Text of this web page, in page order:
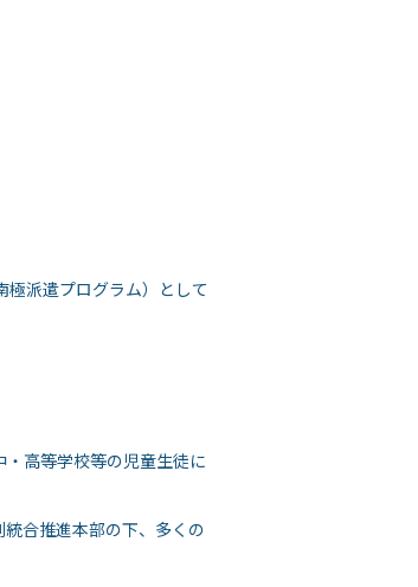
派遣プログラム）として
高等学校等の児童生徒に
合推進本部の下、多くの